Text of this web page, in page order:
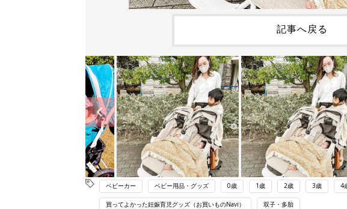
記事へ戻る
ベビーカー ベビー用品・グッズ 0歳 1歳 2歳 3歳 4
買ってよかった妊娠育児グッズ（お買いものNavi） 双子・多胎